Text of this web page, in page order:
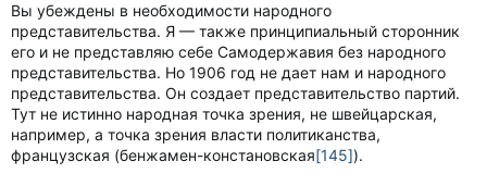
Вы убеждены в необходимости народного
представительства. Я — также принципиальный сторонник
его и не представляю себе Самодержавия без народного
представительства. Но 1906 год не дает нам и народного
представительства. Он создает представительство партий.
Тут не истинно народная точка зрения, не швейцарская,
например, а точка зрения власти политиканства,
французская (бенжамен-констановская[145]).